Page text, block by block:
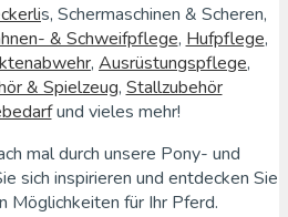
s, Schermaschinen & Scheren,
& Schweifpflege, Hufpflege,
, Ausrüstungspflege,
& Spielzeug, Stallzubehör
und vieles mehr!
mal durch unsere Pony- und
sich inspirieren und entdecken Sie
Möglichkeiten für Ihr Pferd.